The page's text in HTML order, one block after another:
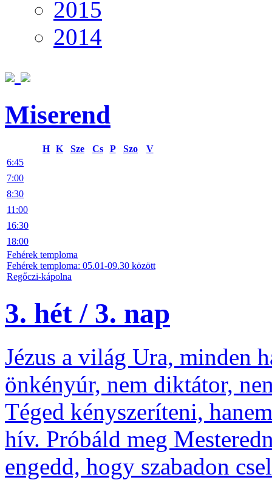
2015
2014
Miserend
H K Sze Cs P Szo
V
6:45
7:00
8:30
11:00
16:30
18:00
Fehérek temploma
Fehérek temploma: 05.01-09.30 között
Regőczi-kápolna
3. hét / 3. nap
Jézus a világ Ura, minden
önkényúr, nem diktátor,
Téged kényszeríteni,
hív. Próbáld meg
engedd, hogy szabadon